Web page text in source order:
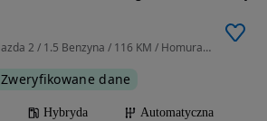
1496 cm3 • 116 KM • Mazda 2 / 1.5 Benzyna / 116 KM / Homura / Automatyczna /
Zweryfikowane dane
Hybryda
Automatyczna